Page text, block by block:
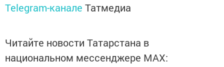
Telegram-канале Татмедиа
Читайте новости Татарстана в
национальном мессенджере MАХ: